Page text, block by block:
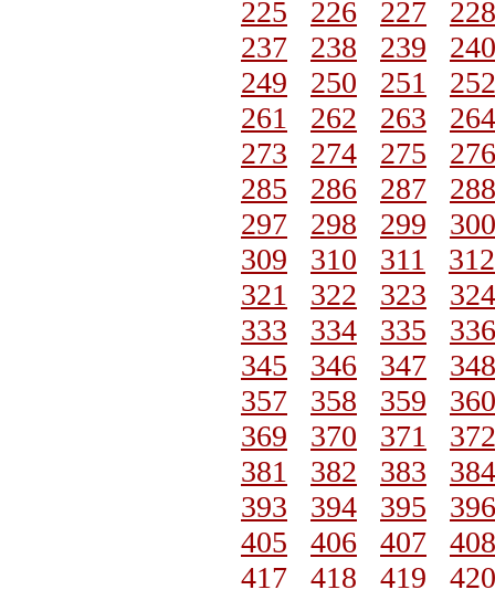
225
226 227
228
237
238 239
240
249
250 251
252
261
262 263
264
273
274 275
276
285
286 287
288
297
298 299
300
309
310 311
312
321
322 323
324
333
334 335
336
345
346 347
348
357
358 359
360
369
370 371
372
381
382 383
384
393
394 395
396
405
406 407
408
417
418 419 420